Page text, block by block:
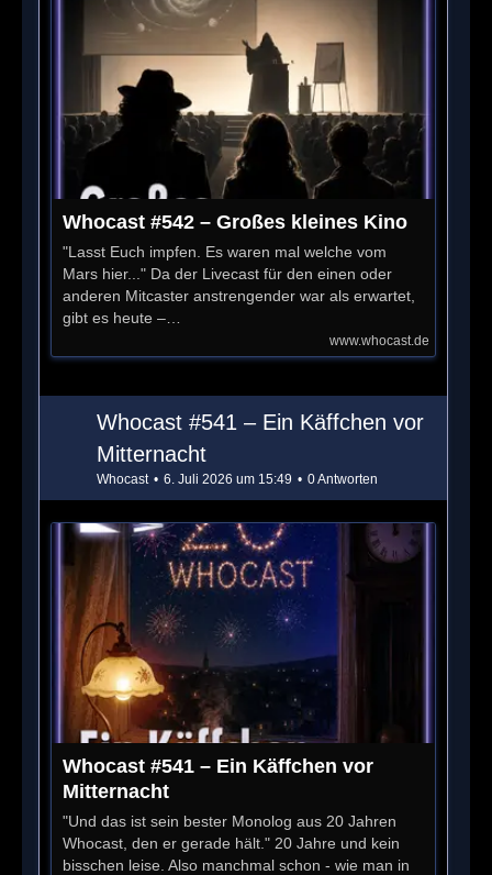
Whocast #542 – Großes kleines Kino
"Lasst Euch impfen. Es waren mal welche vom
Mars hier..." Da der Livecast für den einen oder
anderen Mitcaster anstrengender war als erwartet,
gibt es heute –…
www.whocast.de
Whocast #541 – Ein Käffchen vor
Mitternacht
Whocast 6. Juli 2026 um 15:49 0 Antworten
Whocast #541 – Ein Käffchen vor
Mitternacht
"Und das ist sein bester Monolog aus 20 Jahren
Whocast, den er gerade hält." 20 Jahre und kein
bisschen leise. Also manchmal schon - wie man in